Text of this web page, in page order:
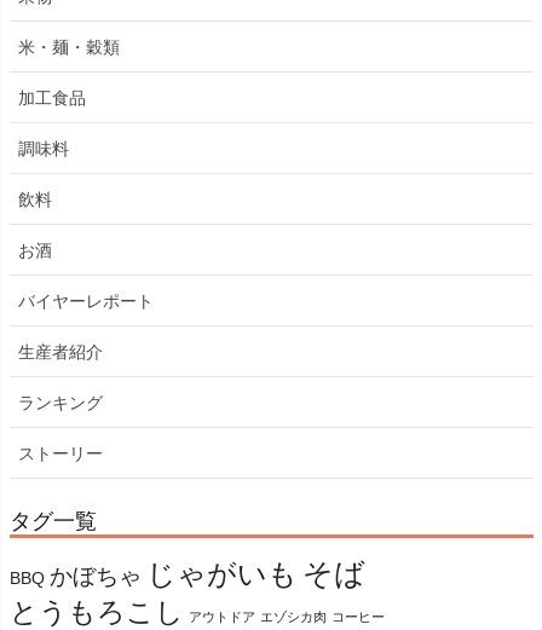
米・麺・穀類
加工食品
調味料
飲料
お酒
バイヤーレポート
生産者紹介
ランキング
ストーリー
タグ一覧
BBQ かぼちゃ じゃがいも そば
とうもろこし アウトドア エゾシカ肉 コーヒー